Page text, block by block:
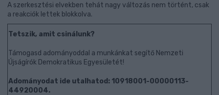
A szerkesztési elvekben tehát nagy változás nem történt, csak
a reakciók lettek blokkolva.
Tetszik, amit csinálunk?
Támogasd adományoddal a munkánkat segítő Nemzeti
Újságírók Demokratikus Egyesületét!
Adományodat ide utalhatod: 10918001-00000113-
44920004.